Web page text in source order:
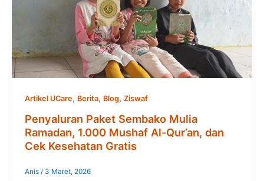
Artikel UCare, Berita, Blog, Ziswaf
Penyaluran Paket Sembako Mulia
Ramadan, 1.000 Mushaf Al-Qur’an, dan
Cek Kesehatan Gratis
Anis / 3 Maret, 2026